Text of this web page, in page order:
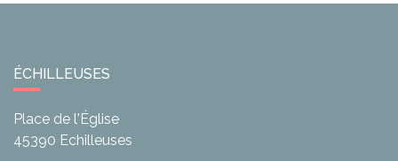
ÉCHILLEUSES
Place de l'Église
45390 Echilleuses